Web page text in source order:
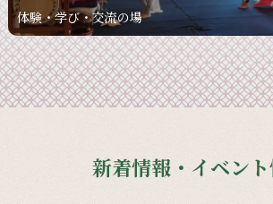
体験・学び・交流の場
新着情報・イベン